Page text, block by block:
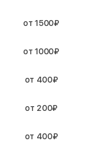
от 1500₽
от 1000₽
от 400₽
от 200₽
от 400₽